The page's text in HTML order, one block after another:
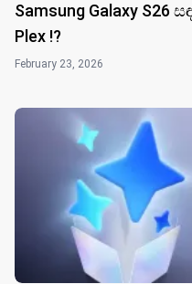
Samsung Galaxy S26
Plex !?
February 23, 2026